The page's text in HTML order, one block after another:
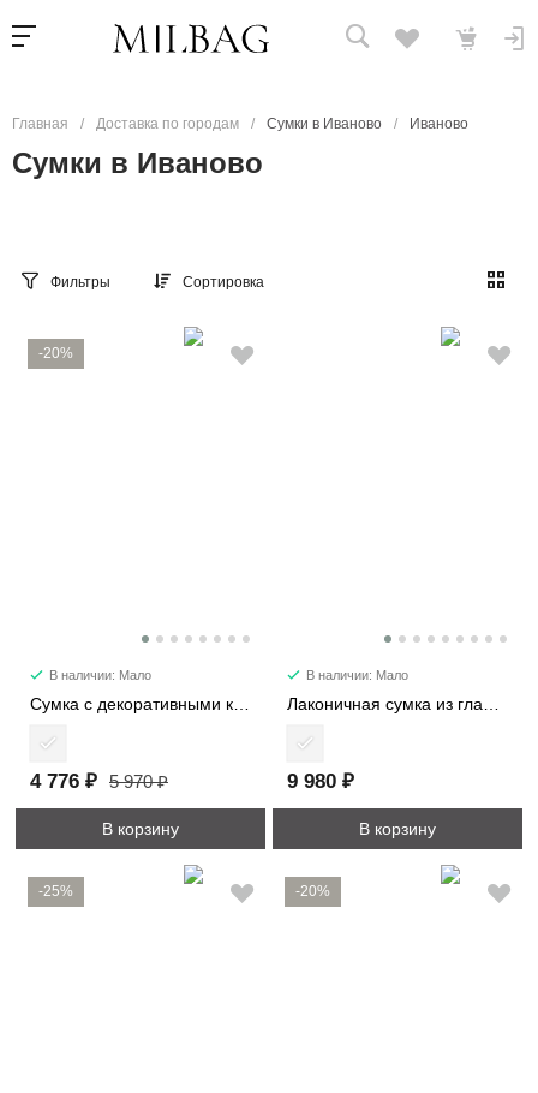
Главная / Доставка по городам / Сумки в Иваново / Иваново
Сумки в Иваново
Фильтры Сортировка
-20%
В наличии: Мало
Сумка с декоративными карманами 2480
4 776 ₽ 5 970 ₽
В корзину
В наличии: Мало
Лаконичная сумка из гладкой кожи 6512
9 980 ₽
В корзину
-25% -20%